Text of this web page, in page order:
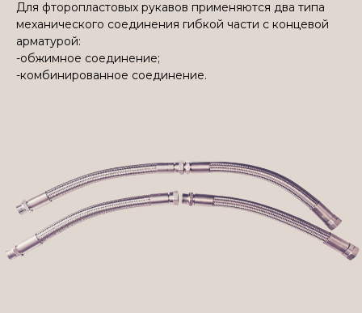
Для фторопластовых рукавов применяются два типа
механического соединения гибкой части с концевой
арматурой:
-обжимное соединение;
-комбинированное соединение.